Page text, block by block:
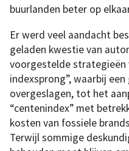
buurlanden beter op
Er werd veel aandacht
geladen kwestie van
voorgestelde strategieën
indexsprong”, waarbij
overgeslagen, tot het
“centenindex” met
kosten van fossiele
Terwijl sommige